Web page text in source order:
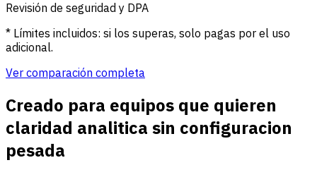
Revisión de seguridad y DPA
* Límites incluidos: si los superas, solo pagas por el uso
adicional.
Ver comparación completa
Creado para equipos que quieren
claridad analitica sin configuracion
pesada
Trafico en vivo con contexto